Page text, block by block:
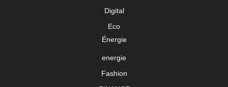
Digital
Eco
Énergie
energie
Fashion